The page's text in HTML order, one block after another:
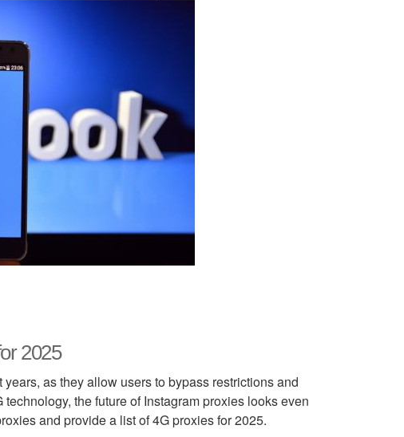
2025
as they allow users to bypass restrictions and
the future of Instagram proxies looks even
and provide a list of 4G proxies for 2025.